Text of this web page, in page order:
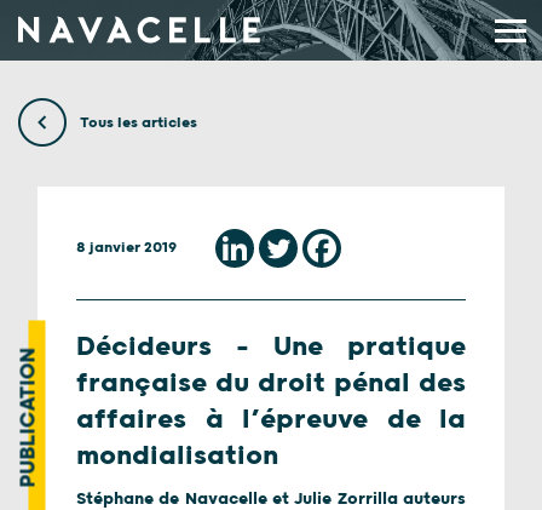
Tous les articles
PUBLICATION
8 janvier 2019
Décideurs – Une pratique
française du droit pénal des
affaires à l’épreuve de la
mondialisation
Stéphane de Navacelle et Julie Zorrilla auteurs